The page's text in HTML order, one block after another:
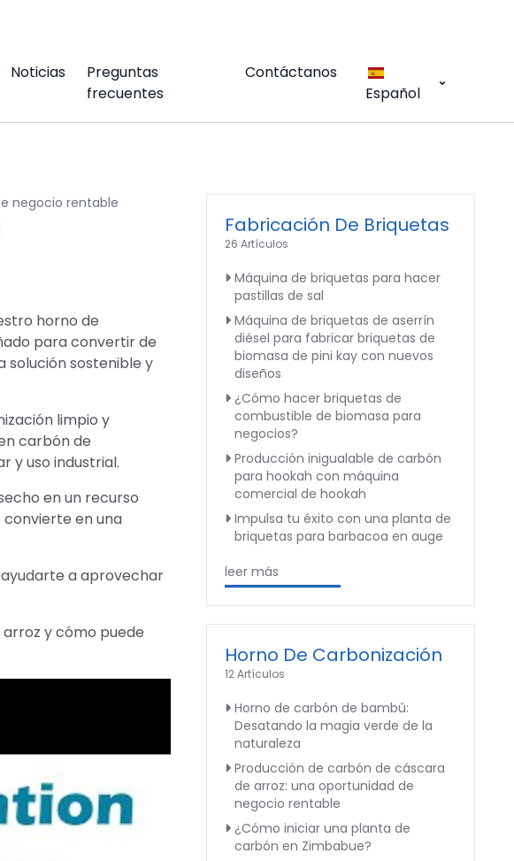
Noticias
Preguntas
frecuentes
Contáctanos
Español
negocio rentable
horno de
para convertir de
solución sostenible y
limpio y
carbón de
y uso industrial.
en un recurso
convierte en una
a aprovechar
y cómo puede
Fabricación De Briquetas
26 Artículos
Máquina de briquetas para hacer
pastillas de sal
Máquina de briquetas de aserrín
diésel para fabricar briquetas de
biomasa de pini kay con nuevos
diseños
¿Cómo hacer briquetas de
combustible de biomasa para
negocios?
Producción inigualable de carbón
para hookah con máquina
comercial de hookah
Impulsa tu éxito con una planta de
briquetas para barbacoa en auge
leer más
Horno De Carbonización
12 Artículos
Horno de carbón de bambú:
Desatando la magia verde de la
naturaleza
Producción de carbón de cáscara
de arroz: una oportunidad de
negocio rentable
¿Cómo iniciar una planta de
carbón en Zimbabue?